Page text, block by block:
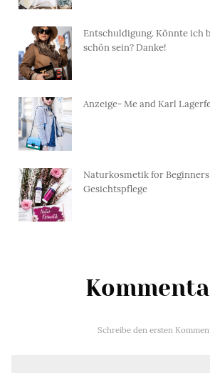
Entschuldigung. Könnte ich
schön sein? Danke!
Anzeige- Me and Karl
Naturkosmetik for
Gesichtspflege
Schreibe den ersten